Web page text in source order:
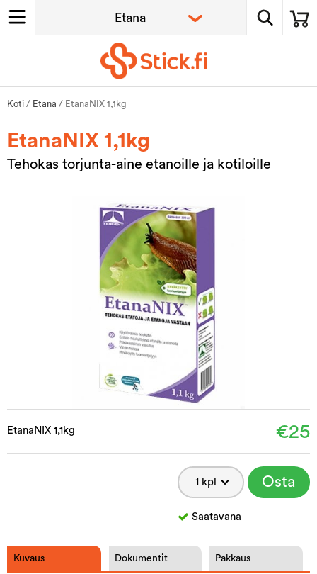
Koti / Etana / EtanaNIX 1,1kg
EtanaNIX 1,1kg
Tehokas torjunta-aine etanoille ja kotiloille
EtanaNIX 1,1kg €25
Osta
Saatavana
Kuvaus Dokumentit Pakkaus